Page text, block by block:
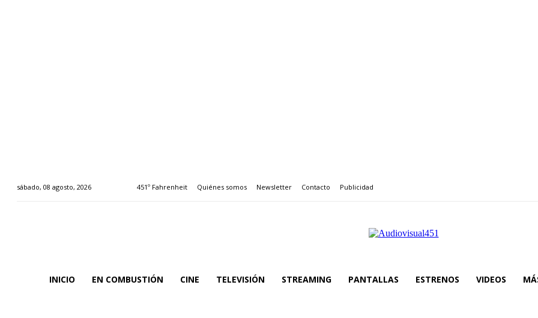
sábado, 08 agosto, 2026 451º Fahrenheit Quiénes somos Newsletter Contacto Publicidad
INICIO EN COMBUSTIÓN CINE TELEVISIÓN STREAMING PANTALLAS ESTRENOS VIDEOS